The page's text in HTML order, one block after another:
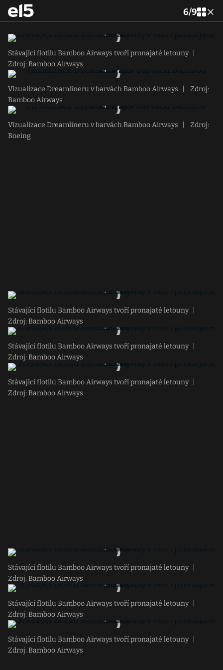
6/9
Stávající flotilu Bamboo Airways tvoří pronajaté letouny
Zdroj: Bamboo Airways
Vizualizace Dreamlineru v barvách Bamboo Airways
Zdroj:
Bamboo Airways
Vizualizace Dreamlineru v barvách Bamboo Airways
Zdroj:
Boeing
Stávající flotilu Bamboo Airways tvoří pronajaté letouny
Zdroj: Bamboo Airways
Stávající flotilu Bamboo Airways tvoří pronajaté letouny
Zdroj: Bamboo Airways
Stávající flotilu Bamboo Airways tvoří pronajaté letouny
Zdroj: Bamboo Airways
Stávající flotilu Bamboo Airways tvoří pronajaté letouny
Zdroj: Bamboo Airways
Stávající flotilu Bamboo Airways tvoří pronajaté letouny
Zdroj: Bamboo Airways
Stávající flotilu Bamboo Airways tvoří pronajaté letouny
Zdroj: Bamboo Airways